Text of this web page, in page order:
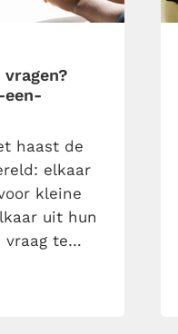
een-
haast de
elkaar
kleine
uit hun
te
de